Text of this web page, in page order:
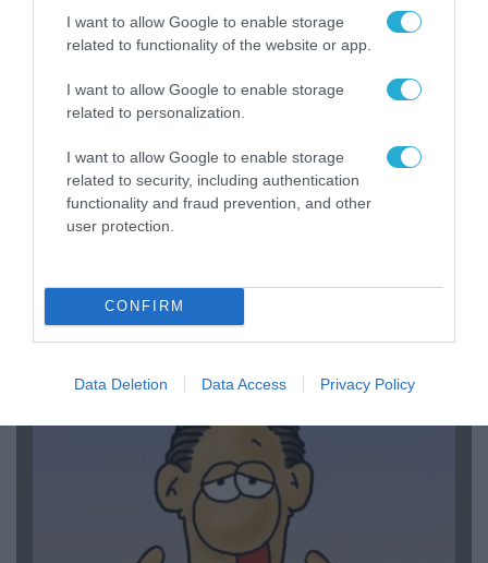
I want to allow Google to enable storage
related to functionality of the website or app.
I want to allow Google to enable storage
related to personalization.
I want to allow Google to enable storage
related to security, including authentication
functionality and fraud prevention, and other
user protection.
CONFIRM
Data Deletion Data Access Privacy Policy
«Επιχείρηση ελεύθερα πεζοδρόμια» στην
Αθήνα: Απομακρύνθηκαν παράνομα